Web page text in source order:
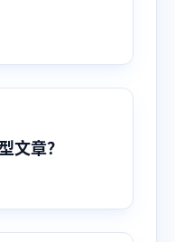
文章？